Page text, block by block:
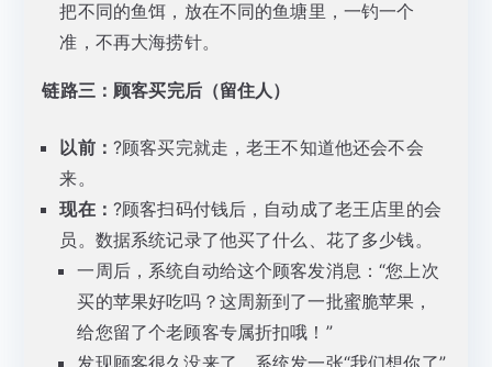
把不同的鱼饵，放在不同的鱼塘里，一钓一个
准，不再大海捞针。
链路三：顾客买完后（留住人）
以前： ?顾客买完就走，老王不知道他还会不会
来。
现在： ?顾客扫码付钱后，自动成了老王店里的会
员。数据系统记录了他买了什么、花了多少钱。
一周后，系统自动给这个顾客发消息：“您上次
买的苹果好吃吗？这周新到了一批蜜脆苹果，
给您留了个老顾客专属折扣哦！”